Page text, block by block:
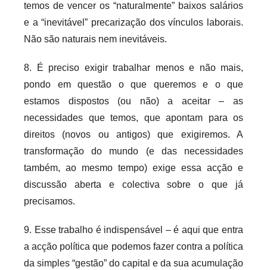
temos de vencer os “naturalmente” baixos salários
e a “inevitável” precarização dos vínculos laborais.
Não são naturais nem inevitáveis.
8. É preciso exigir trabalhar menos e não mais,
pondo em questão o que queremos e o que
estamos dispostos (ou não) a aceitar – as
necessidades que temos, que apontam para os
direitos (novos ou antigos) que exigiremos. A
transformação do mundo (e das necessidades
também, ao mesmo tempo) exige essa acção e
discussão aberta e colectiva sobre o que já
precisamos.
9. Esse trabalho é indispensável – é aqui que entra
a acção política que podemos fazer contra a política
da simples “gestão” do capital e da sua acumulação